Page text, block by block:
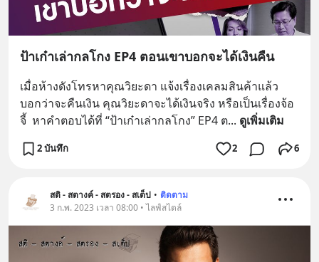
ป้าเก๋าเล่ากลโกง EP4 ตอนเขาบอกจะได้เงินคืน
เมื่อห้างดังโทรหาคุณวิยะดา แจ้งเรื่องเคลมสินค้าแล้ว
บอกว่าจะคืนเงิน คุณวิยะดาจะได้เงินจริง หรือเป็นเรื่องจ้อ
จี้  หาคำตอบได้ที่ “ป้าเก๋าเล่ากลโกง” EP4 ต... ดูเพิ่มเติม
2 บันทึก 2 6
สติ - สตางค์ - สตรอง - สเต็ป • ติดตาม
3 ก.พ. 2023 เวลา 08:00 • ไลฟ์สไตล์